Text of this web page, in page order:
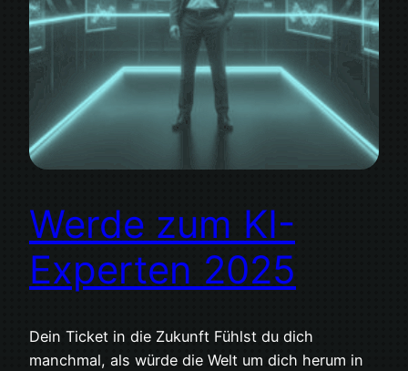
Werde zum KI-
Experten 2025
Dein Ticket in die Zukunft Fühlst du dich
manchmal, als würde die Welt um dich herum in